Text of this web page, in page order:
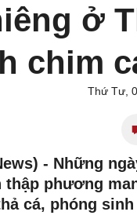
ở
chim
Thứ Tư,
- Những
thập phương
cá, phóng